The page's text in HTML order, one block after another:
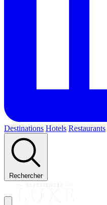
Destinations Hotels Restaurants
Rechercher